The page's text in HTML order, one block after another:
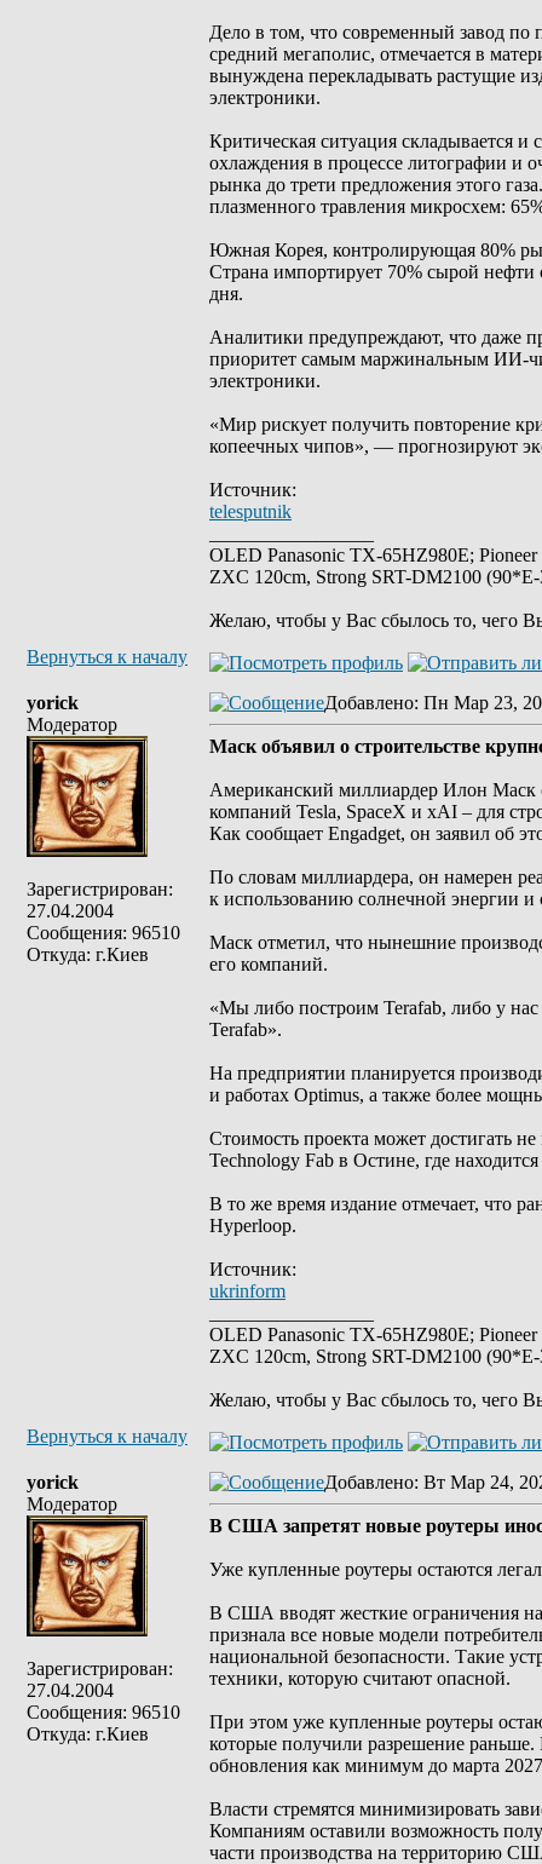
Дело в том, что современный завод по
средний мегаполис, отмечается в
вынуждена перекладывать растущие
электроники.
Критическая ситуация складывается
охлаждения в процессе литографии и
рынка до трети предложения этого
плазменного травления микросхем:
Южная Корея, контролирующая 80%
Страна импортирует 70% сырой нефти
дня.
Аналитики предупреждают, что даже
приоритет самым маржинальным ИИ-
электроники.
«Мир рискует получить повторение
копеечных чипов», — прогнозируют
Источник:
telesputnik
OLED Panasonic TX-65HZ980E;
ZXC 120cm, Strong SRT-DM2100
Желаю, чтобы у Вас сбылось то, чего
Вернуться к началу
yorick
Модератор
Зарегистрирован:
27.04.2004
Сообщения: 96510
Откуда: г.Киев
Добавлено: Пн Мар 23,
Маск объявил о строительстве
Американский миллиардер Илон Маск
компаний Tesla, SpaceX и xAI – для
Как сообщает Engadget, он заявил об
По словам миллиардера, он намерен
к использованию солнечной энергии
Маск отметил, что нынешние
его компаний.
«Мы либо построим Terafab, либо у
Terafab».
На предприятии планируется
и работах Optimus, а также более
Стоимость проекта может достигать
Technology Fab в Остине, где
В то же время издание отмечает, что
Hyperloop.
Источник:
ukrinform
OLED Panasonic TX-65HZ980E;
ZXC 120cm, Strong SRT-DM2100
Желаю, чтобы у Вас сбылось то, чего
Вернуться к началу
yorick
Модератор
Зарегистрирован:
27.04.2004
Сообщения: 96510
Откуда: г.Киев
Добавлено: Вт Мар 24,
В США запретят новые роутеры
Уже купленные роутеры остаются
В США вводят жесткие ограничения на
признала все новые модели
национальной безопасности. Такие
техники, которую считают опасной.
При этом уже купленные роутеры
которые получили разрешение
обновления как минимум до марта
Власти стремятся минимизировать
Компаниям оставили возможность
части производства на территорию